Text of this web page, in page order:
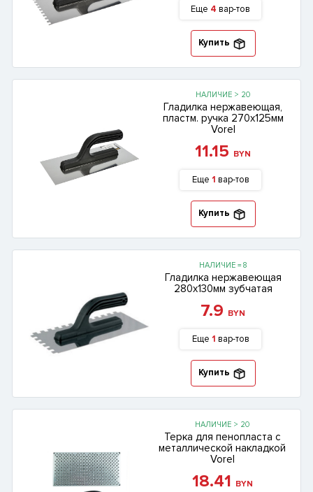
Еще 4 вар-тов
Купить
НАЛИЧИЕ > 20
Гладилка нержавеющая,
пластм. ручка 270х125мм
Vorel
11.15 BYN
Еще 1 вар-тов
Купить
НАЛИЧИЕ = 8
Гладилка нержавеющая
280х130мм зубчатая
7.9 BYN
Еще 1 вар-тов
Купить
НАЛИЧИЕ > 20
Терка для пенопласта с
металлической накладкой
Vorel
18.41 BYN